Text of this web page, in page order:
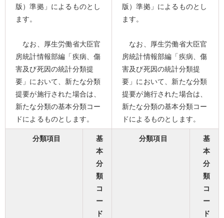
版）準拠」によるものとし
ます。
なお、厚生労働省大臣官
房統計情報部編「疾病、傷
害及び死因の統計分類提
要」において、新たな分類
提要が施行された場合は、
新たな分類の基本分類コー
ドによるものとします。
版）準拠」によるものとし
ます。
なお、厚生労働省大臣官
房統計情報部編「疾病、傷
害及び死因の統計分類提
要」において、新たな分類
提要が施行された場合は、
新たな分類の基本分類コー
ドによるものとします。
分類項目
基
本
分
類
コ
ー
ド
分類項目
基
本
分
類
コ
ー
ド